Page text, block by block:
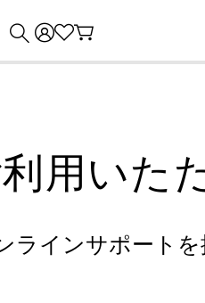
用いた
インサポートを